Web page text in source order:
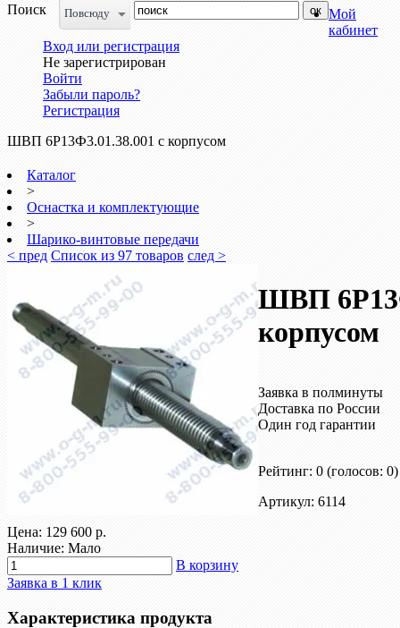
Поиск
Повсюду
Мой
кабинет
Вход или регистрация
Не зарегистрирован
Войти
Забыли пароль?
Регистрация
ШВП 6Р13Ф3.01.38.001 с корпусом
Каталог
>
Оснастка и комплектующие
>
Шарико-винтовые передачи
< пред Список из 97 товаров след >
ШВП
корпусом
Заявка в полминуты
Доставка по России
Один год гарантии
Рейтинг: 0 (голосов: 0)
Артикул: 6114
Цена: 129 600 р.
Наличие: Мало
В корзину
Заявка в 1 клик
Характеристика продукта